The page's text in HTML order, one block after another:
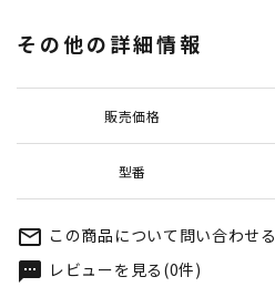
その他の詳細情報
販売価格
型番
mail_outline この商品について問い合わせる
textsms レビューを見る(0件)